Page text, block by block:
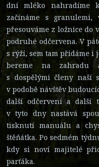
dní mléko nahradíme
začínáme s granulemi,
přesouváme z ložnice do
podruhé odčervena. V
s rýží, sem tam přidáme i
bereme na zahradu
s dospělými členy naší
v podobě návštěv
další odčervení a další
v tyto dny nastává
tisknutí manuálu a
štěňátka. Po sedmém
kdy si noví majitelé
parťáka.